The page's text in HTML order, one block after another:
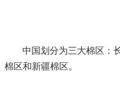
中国划分为三大棉区：
棉区和新疆棉区。